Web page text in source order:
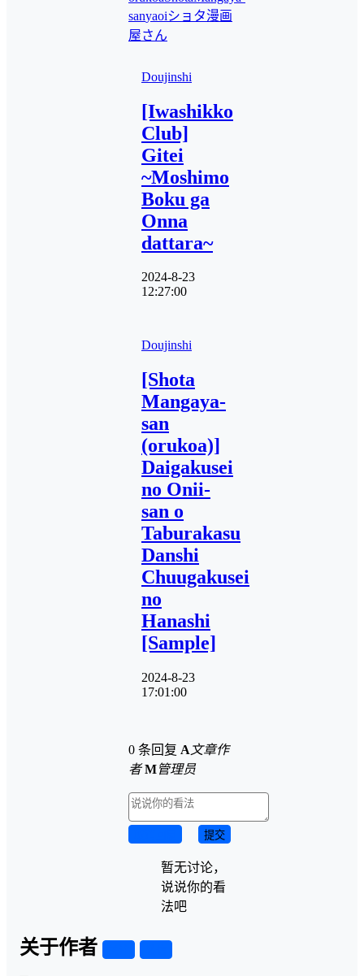
sanyaoiショタ漫画
屋さん
Doujinshi
[Iwashikko
Club]
Gitei
~Moshimo
Boku ga
Onna
dattara~
2024-8-23
12:27:00
Doujinshi
[Shota
Mangaya-
san
(orukoa)]
Daigakusei
no Onii-
san o
Taburakasu
Danshi
Chuugakusei
no
Hanashi
[Sample]
2024-8-23
17:01:00
0 条回复 A 文章作
者 M管理员
提交
暂无讨论，
说说你的看
法吧
关于作者